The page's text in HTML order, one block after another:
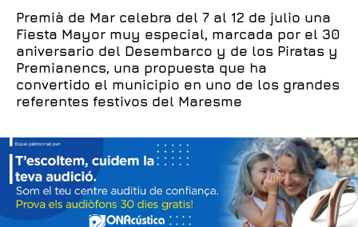
Premià de Mar celebra del 7 al 12 de julio una
Fiesta Mayor muy especial, marcada por el 30
aniversario del Desembarco y de los Piratas y
Premianencs, una propuesta que ha
convertido el municipio en uno de los grandes
referentes festivos del Maresme